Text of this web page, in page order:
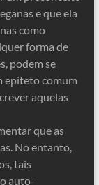
e que ela
como
forma de
podem se
epíteto comum
aquelas
que as
No entanto,
tais
auto-